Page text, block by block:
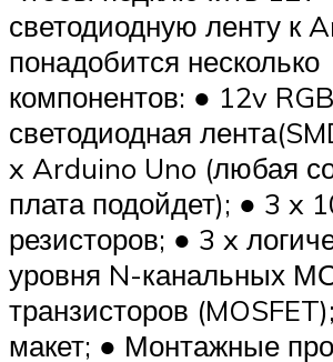
светодиодную ленту к
понадобится несколько
компонентов: ● 12v RGB
светодиодная
x Arduino Uno (любая
плата подойдет); ● 3 x
резисторов; ● 3 x
уровня N-канальных
транзисторов
макет; ● Монтажные